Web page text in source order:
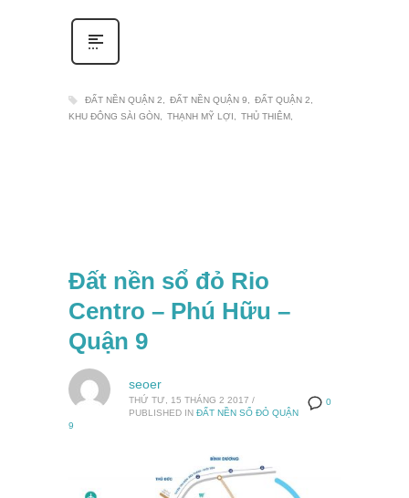
ĐẤT NỀN QUẬN 2 ĐẤT NỀN QUẬN 9
ĐẤT QUẬN 2
KHU ĐÔNG SÀI GÒN
THẠNH MỸ LỢI THỦ THIÊM
Đất nền sổ đỏ Rio
Centro – Phú Hữu –
Quận 9
0
seoer
THỨ TƯ, 15 THÁNG 2 2017 /
PUBLISHED IN ĐẤT NỀN SỔ ĐỎ QUẬN
9